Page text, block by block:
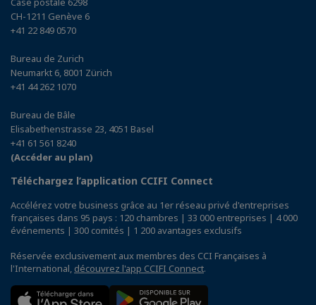
CH-1211 Genève 6
+41 22 849 0570
Bureau de Zurich
Neumarkt 6, 8001 Zürich
+41 44 262 1070
Bureau de Bâle
Elisabethenstrasse 23, 4051 Basel
+41 61 561 8240
(Accéder au plan)
Téléchargez l’application CCIFI Connect
Accélérez votre business grâce au 1er réseau privé d'entreprises
françaises dans 95 pays : 120 chambres | 33 000 entreprises | 4 000
événements | 300 comités | 1 200 avantages exclusifs
Réservée exclusivement aux membres des CCI Françaises à
l'International, découvrez l'app CCIFI Connect.